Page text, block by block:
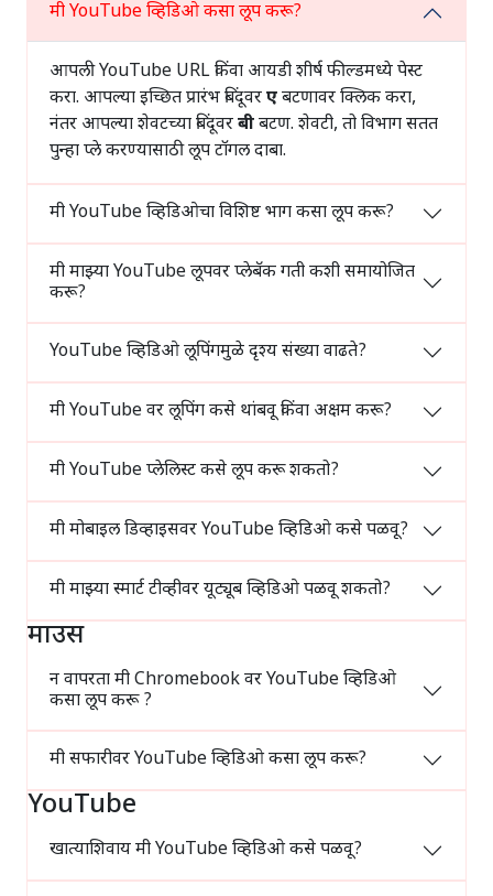
मी YouTube व्हिडिओ कसा लूप करू?
आपली YouTube URL किंवा आयडी शीर्ष फील्डमध्ये पेस्ट
करा. आपल्या इच्छित प्रारंभ बिंदूवरएबटणावर क्लिक करा,
नंतर आपल्या शेवटच्या बिंदूवरबीबटण. शेवटी, तो विभाग सतत
पुन्हा प्ले करण्यासाठी लूप टॉगल दाबा.
मी YouTube व्हिडिओचा विशिष्ट भाग कसा लूप करू?
मी माझ्या YouTube लूपवर प्लेबॅक गती कशी समायोजित
करू?
YouTube व्हिडिओ लूपिंगमुळे दृश्य संख्या वाढते?
मी YouTube वर लूपिंग कसे थांबवू किंवा अक्षम करू?
मी YouTube प्लेलिस्ट कसे लूप करू शकतो?
मी मोबाइल डिव्हाइसवर YouTube व्हिडिओ कसे पळवू?
मी माझ्या स्मार्ट टीव्हीवर यूट्यूब व्हिडिओ पळवू शकतो?
माउस
न वापरता मी Chromebook वर YouTube व्हिडिओ
कसा लूप करू ?
मी सफारीवर YouTube व्हिडिओ कसा लूप करू?
YouTube
खात्याशिवाय मी YouTube व्हिडिओ कसे पळवू?